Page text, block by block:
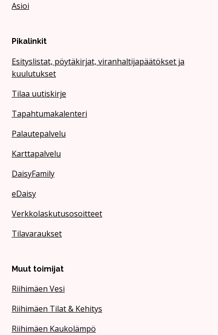
Asioi
Pikalinkit
Esityslistat, pöytäkirjat, viranhaltijapäätökset ja
kuulutukset
Tilaa uutiskirje
Tapahtumakalenteri
Palautepalvelu
Karttapalvelu
DaisyFamily
eDaisy
Verkkolaskutusosoitteet
Tilavaraukset
Muut toimijat
Riihimäen Vesi
Riihimäen Tilat & Kehitys
Riihimäen Kaukolämpö